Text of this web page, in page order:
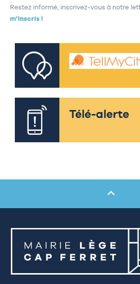
Restez informé, inscrivez-vous à notre
m’inscris !
Télé-alerte